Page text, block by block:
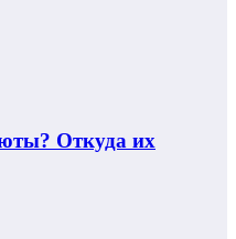
Откуда их